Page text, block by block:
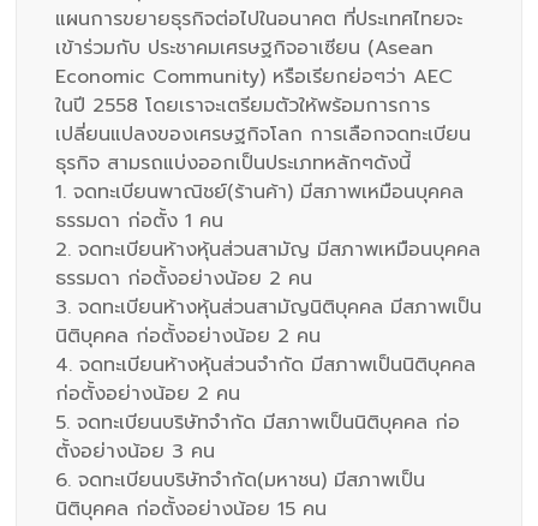
แผนการขยายธุรกิจต่อไปในอนาคต ที่ประเทศไทยจะ
เข้าร่วมกับ ประชาคมเศรษฐกิจอาเซียน (Asean
Economic Community) หรือเรียกย่อๆว่า AEC
ในปี 2558 โดยเราจะเตรียมตัวให้พร้อมการการ
เปลี่ยนแปลงของเศรษฐกิจโลก การเลือกจดทะเบียน
ธุรกิจ สามรถแบ่งออกเป็นประเภทหลักๆดังนี้
1. จดทะเบียนพาณิชย์(ร้านค้า) มีสภาพเหมือนบุคคล
ธรรมดา ก่อตั้ง 1 คน
2. จดทะเบียนห้างหุ้นส่วนสามัญ มีสภาพเหมือนบุคคล
ธรรมดา ก่อตั้งอย่างน้อย 2 คน
3. จดทะเบียนห้างหุ้นส่วนสามัญนิติบุคคล มีสภาพเป็น
นิติบุคคล ก่อตั้งอย่างน้อย 2 คน
4. จดทะเบียนห้างหุ้นส่วนจำกัด มีสภาพเป็นนิติบุคคล
ก่อตั้งอย่างน้อย 2 คน
5. จดทะเบียนบริษัทจำกัด มีสภาพเป็นนิติบุคคล ก่อ
ตั้งอย่างน้อย 3 คน
6. จดทะเบียนบริษัทจำกัด(มหาชน) มีสภาพเป็น
นิติบุคคล ก่อตั้งอย่างน้อย 15 คน